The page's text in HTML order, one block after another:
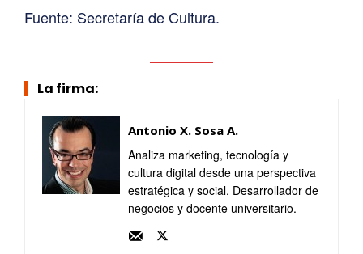
Fuente: Secretaría de Cultura.
La firma:
Antonio X. Sosa A.
Analiza marketing, tecnología y
cultura digital desde una perspectiva
estratégica y social. Desarrollador de
negocios y docente universitario.